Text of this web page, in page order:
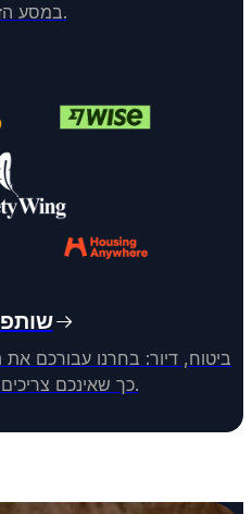
במסע הזה.
ביטוח, דיור: בחרנו עבורכם את
כך שאינכם צריכים לעשות זאת.